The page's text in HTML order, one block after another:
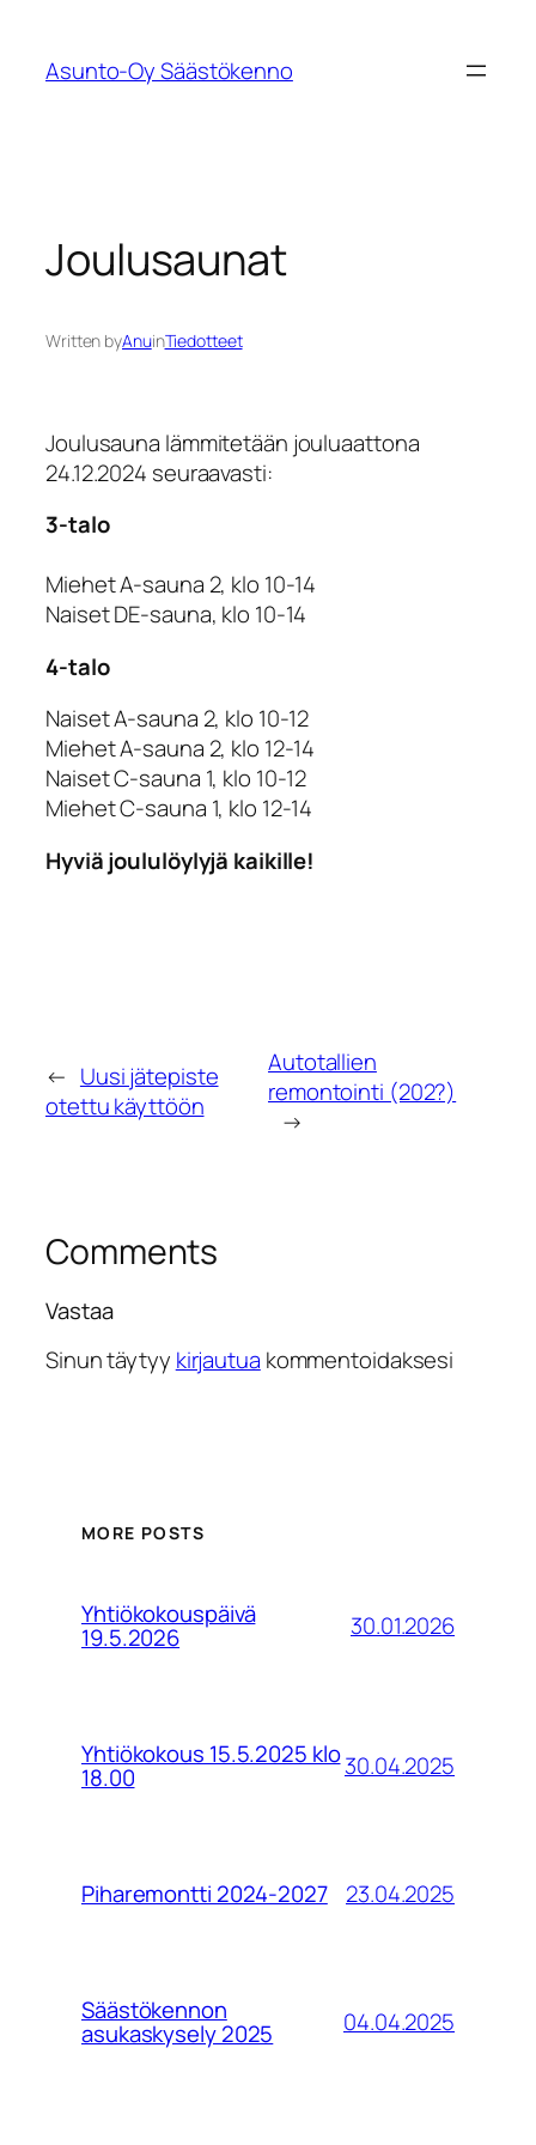
Asunto-Oy Säästökenno
Joulusaunat
Written byAnuinTiedotteet
Joulusauna lämmitetään jouluaattona
24.12.2024 seuraavasti:
3-talo
Miehet A-sauna 2, klo 10-14
Naiset DE-sauna, klo 10-14
4-talo
Naiset A-sauna 2, klo 10-12
Miehet A-sauna 2, klo 12-14
Naiset C-sauna 1, klo 10-12
Miehet C-sauna 1, klo 12-14
Hyviä joululöylyjä kaikille!
← Uusi jätepiste
otettu käyttöön
Autotallien
remontointi (202?)
→
Comments
Vastaa
Sinun täytyy kirjautua kommentoidaksesi
MORE POSTS
Yhtiökokouspäivä
19.5.2026 30.01.2026
Yhtiökokous 15.5.2025 klo
18.00 30.04.2025
Piharemontti 2024-2027 23.04.2025
Säästökennon
asukaskysely 2025 04.04.2025